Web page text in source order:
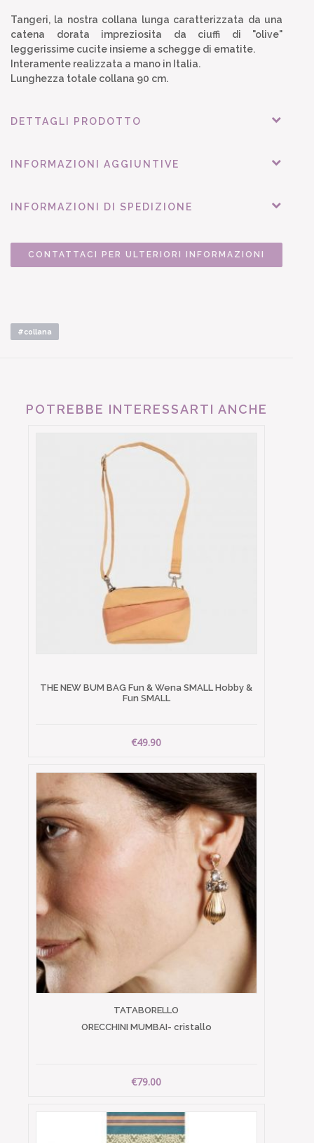
Tangeri, la nostra collana lunga caratterizzata da una
catena dorata impreziosita da ciuffi di "olive"
leggerissime cucite insieme a schegge di ematite.
Interamente realizzata a mano in Italia.
Lunghezza totale collana 90 cm.
DETTAGLI PRODOTTO
INFORMAZIONI AGGIUNTIVE
INFORMAZIONI DI SPEDIZIONE
CONTATTACI PER ULTERIORI INFORMAZIONI
#collana
POTREBBE INTERESSARTI ANCHE
THE NEW BUM BAG Fun & Wena SMALL Hobby &
Fun SMALL
€49.90
TATABORELLO
ORECCHINI MUMBAI- cristallo
€79.00